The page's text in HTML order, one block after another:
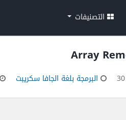
التصنيفات
Array
البرمجة بلغة الجافا سكريبت